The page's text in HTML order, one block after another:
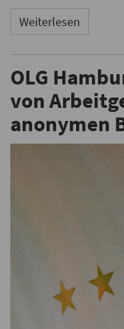
Weiterlesen
OLG
von
anonymen